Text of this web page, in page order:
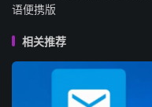
语便携版
相关推荐